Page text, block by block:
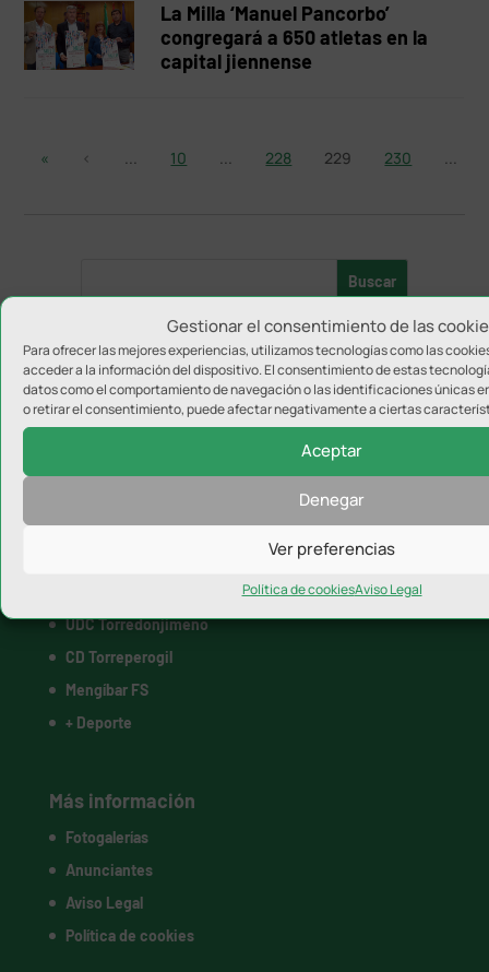
Gestionar el consentimiento de las
Para ofrecer las mejores experiencias, utilizamos tecnologías como las
acceder a la información del dispositivo. El consentimiento de estas
datos como el comportamiento de navegación o las identificaciones únicas
o retirar el consentimiento, puede afectar negativamente a ciertas
Aceptar
Denegar
Ver preferencias
Política de cookiesAviso Legal
La Milla ‘Manuel Pancorbo’
congregará a 650 atletas en la
capital jiennense
« ‹ ... 10 ... 228 229 230 ...
UDC Torredonjimeno
CD Torreperogil
Mengíbar FS
+ Deporte
Más información
Fotogalerías
Anunciantes
Aviso Legal
Política de cookies